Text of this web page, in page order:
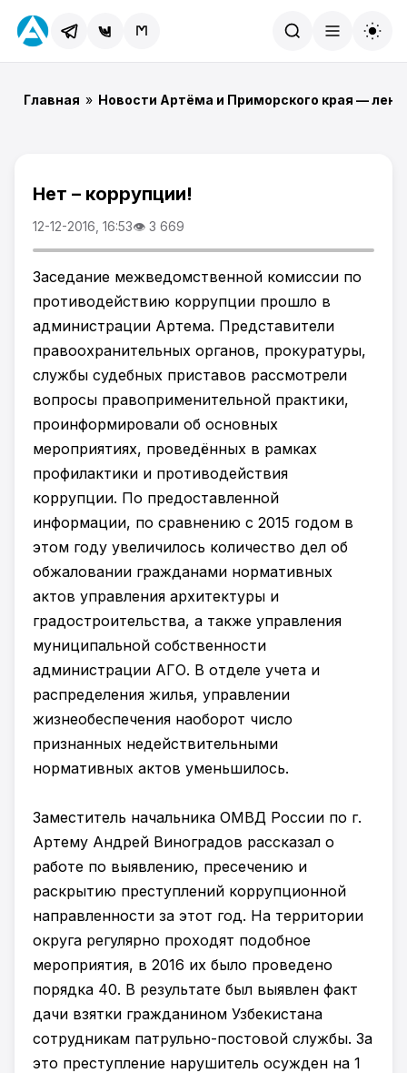
Главная » Новости Артёма и Приморского края —
Нет – коррупции!
12-12-2016, 16:53👁 3 669
Заседание межведомственной комиссии по
противодействию коррупции прошло в
администрации Артема. Представители
правоохранительных органов, прокуратуры,
службы судебных приставов рассмотрели
вопросы правоприменительной практики,
проинформировали об основных
мероприятиях, проведённых в рамках
профилактики и противодействия
коррупции. По предоставленной
информации, по сравнению с 2015 годом в
этом году увеличилось количество дел об
обжаловании гражданами нормативных
актов управления архитектуры и
градостроительства, а также управления
муниципальной собственности
администрации АГО. В отделе учета и
распределения жилья, управлении
жизнеобеспечения наоборот число
признанных недействительными
нормативных актов уменьшилось.
Заместитель начальника ОМВД России по г.
Артему Андрей Виноградов рассказал о
работе по выявлению, пресечению и
раскрытию преступлений коррупционной
направленности за этот год. На территории
округа регулярно проходят подобное
мероприятия, в 2016 их было проведено
порядка 40. В результате был выявлен факт
дачи взятки гражданином Узбекистана
сотрудникам патрульно-постовой службы. За
это преступление нарушитель осужден на 1